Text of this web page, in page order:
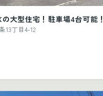
大型住宅！駐車場4台可能！
13丁目4-12